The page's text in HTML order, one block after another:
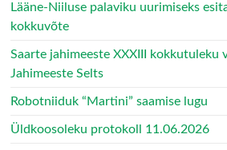
Lääne-Niiluse palaviku uurimiseks
kokkuvõte
Saarte jahimeeste XXXIII kokkutuleku
Jahimeeste Selts
Robotniiduk “Martini” saamise lugu
Üldkoosoleku protokoll 11.06.2026